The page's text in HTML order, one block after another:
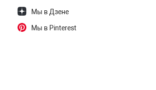
Мы в Дзене
Мы в Pinterest